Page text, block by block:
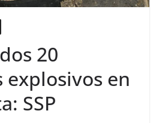
20
en
SSP